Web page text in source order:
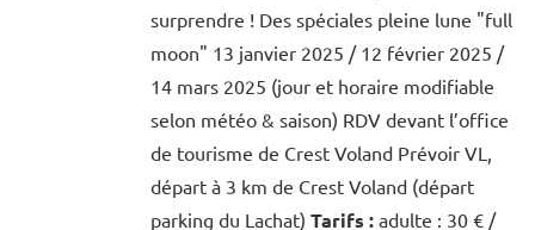
surprendre ! Des spéciales pleine lune "full
moon" 13 janvier 2025 / 12 février 2025 /
14 mars 2025 (jour et horaire modifiable
selon météo & saison) RDV devant l’office
de tourisme de Crest Voland Prévoir VL,
départ à 3 km de Crest Voland (départ
parking du Lachat) Tarifs :adulte : 30 € /